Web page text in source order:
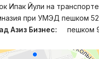
Ипак Йули на
при УМЭД пешком
Азиз Бизнес:
пешком